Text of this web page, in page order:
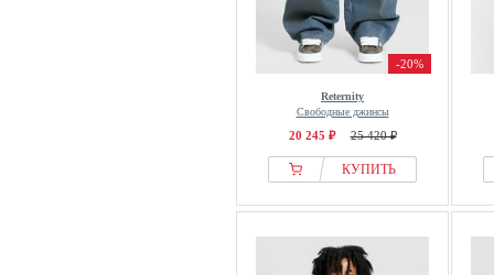
-20%
Reternity
Свободные джинсы
20 245 ₽ 25 420 ₽
КУПИТЬ